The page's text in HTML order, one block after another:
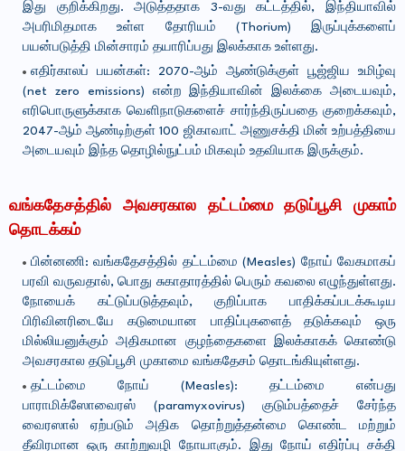
இது குறிக்கிறது. அடுத்ததாக 3-வது கட்டத்தில், இந்தியாவில்
அபரிமிதமாக உள்ள தோரியம் (Thorium) இருப்புக்களைப்
பயன்படுத்தி மின்சாரம் தயாரிப்பது இலக்காக உள்ளது.
எதிர்காலப் பயன்கள்: 2070-ஆம் ஆண்டுக்குள் பூஜ்ஜிய உமிழ்வு
(net zero emissions) என்ற இந்தியாவின் இலக்கை அடையவும்,
எரிபொருளுக்காக வெளிநாடுகளைச் சார்ந்திருப்பதை குறைக்கவும்,
2047-ஆம் ஆண்டிற்குள் 100 ஜிகாவாட் அணுசக்தி மின் உற்பத்தியை
அடையவும் இந்த தொழில்நுட்பம் மிகவும் உதவியாக இருக்கும்.
வங்கதேசத்தில் அவசரகால தட்டம்மை தடுப்பூசி முகாம்
தொடக்கம்
பின்னணி: வங்கதேசத்தில் தட்டம்மை (Measles) நோய் வேகமாகப்
பரவி வருவதால், பொது சுகாதாரத்தில் பெரும் கவலை எழுந்துள்ளது.
நோயைக் கட்டுப்படுத்தவும், குறிப்பாக பாதிக்கப்படக்கூடிய
பிரிவினரிடையே கடுமையான பாதிப்புகளைத் தடுக்கவும் ஒரு
மில்லியனுக்கும் அதிகமான குழந்தைகளை இலக்காகக் கொண்டு
அவசரகால தடுப்பூசி முகாமை வங்கதேசம் தொடங்கியுள்ளது.
தட்டம்மை நோய் (Measles): தட்டம்மை என்பது
பாராமிக்ஸோவைரஸ் (paramyxovirus) குடும்பத்தைச் சேர்ந்த
வைரஸால் ஏற்படும் அதிக தொற்றுத்தன்மை கொண்ட மற்றும்
தீவிரமான ஒரு காற்றுவழி நோயாகும். இது நோய் எதிர்ப்பு சக்தி